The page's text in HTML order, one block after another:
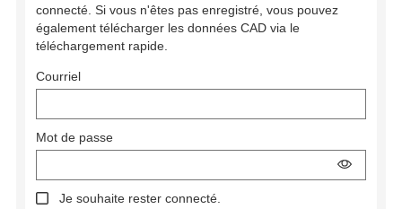
connecté. Si vous n'êtes pas enregistré, vous pouvez
également télécharger les données CAD via le
téléchargement rapide.
Courriel
Mot de passe
Je souhaite rester connecté.